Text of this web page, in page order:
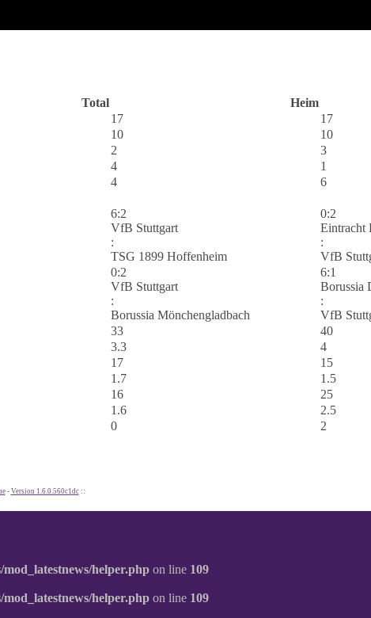
Total
Heim
17
17
10
10
2
3
4
1
4 6
6:2
VfB Stuttgart
:
TSG 1899 Hoffenheim
0:2
Eintracht
:
VfB
0:2
VfB Stuttgart
:
Borussia Mönchengladbach
6:1
Borussia
:
VfB
33
40
3.3
4
17
15
1.7
1.5
16
25
1.6
2.5
0 2
- Version 1.6.0.560c1dc::
helper.php on line 109
helper.php on line 109